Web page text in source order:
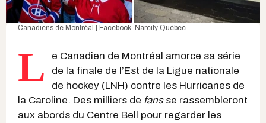
Canadiens de Montréal | Facebook , Narcity Québec
L e Canadien de Montréal amorce sa série
de la finale de l’Est de la Ligue nationale
de hockey (LNH) contre les Hurricanes de
la Caroline. Des milliers de fansse rassembleront
aux abords du Centre Bell pour regarder les